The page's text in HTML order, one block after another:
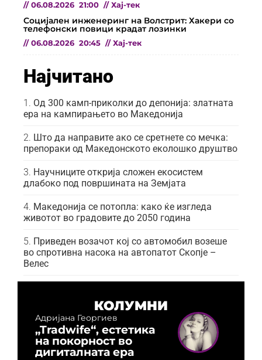
// 06.08.2026 21:00 // Хај-тек
Социјален инженеринг на Волстрит: Хакери со
телефонски повици крадат лозинки
// 06.08.2026 20:45 // Хај-тек
Најчитано
Од 300 камп-приколки до депонија: златната
ера на кампирањето во Македонија
Што да направите ако се сретнете со мечка:
препораки од Македонското еколошко друштво
Научниците открија сложен екосистем
длабоко под површината на Земјата
Македонија се потопла: како ќе изгледа
животот во градовите до 2050 година
Приведен возачот кој со автомобил возеше
во спротивна насока на автопатот Скопје –
Велес
КОЛУМНИ
Адријана Георгиев
„Tradwife“, естетика
на покорност во
дигиталната ера